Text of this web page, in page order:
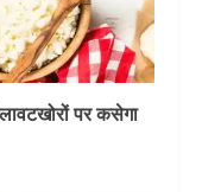
पर कसेगा